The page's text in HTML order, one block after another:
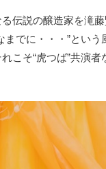
伝説の醸造家を滝
でに・・・”とい
そ“虎つば”共演者